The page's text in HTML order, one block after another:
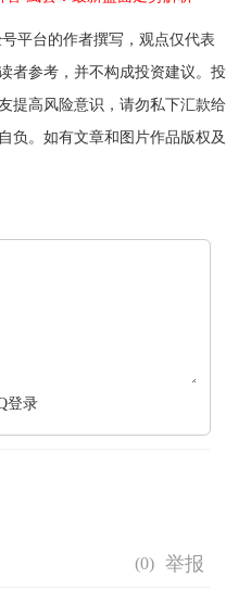
平台的作者撰写，观点仅代表
者参考，并不构成投资建议。投
提高风险意识，请勿私下汇款给
负。如有文章和图片作品版权及
登录
(0)